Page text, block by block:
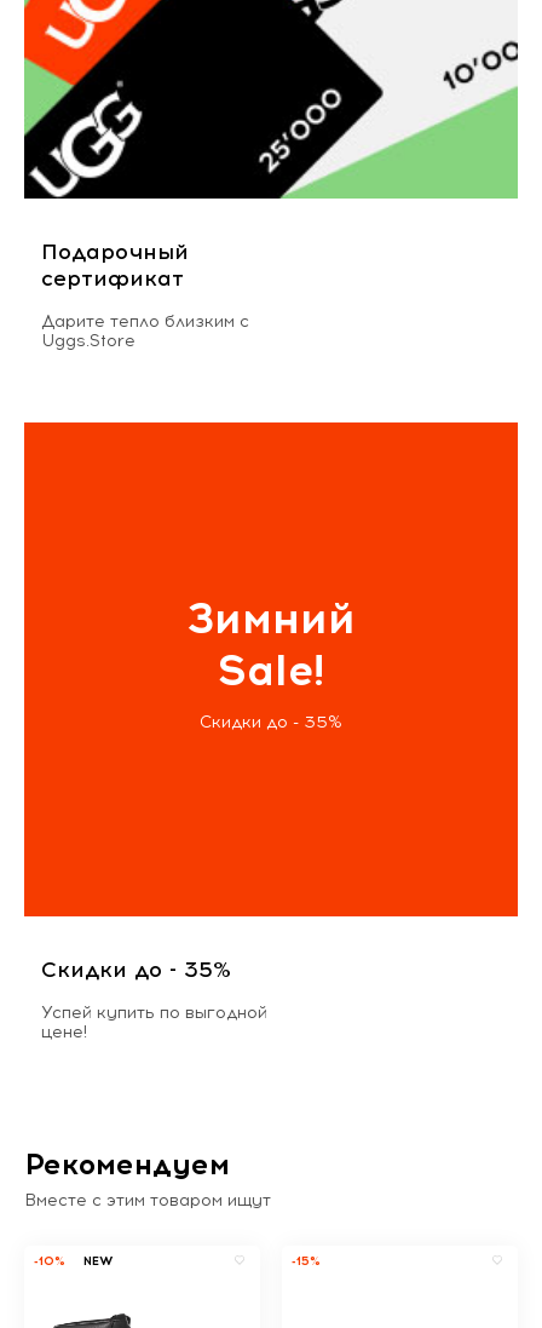
Подарочный
сертификат
Дарите тепло близким с
Uggs.Store
Зимний
Sale!
Скидки до - 35%
Скидки до - 35%
Успей купить по выгодной
цене!
Рекомендуем
Вместе с этим товаром ищут
-10% NEW -15%